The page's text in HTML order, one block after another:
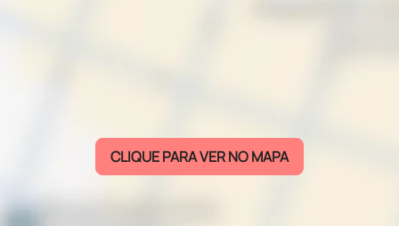
CLIQUE PARA VER NO MAPA